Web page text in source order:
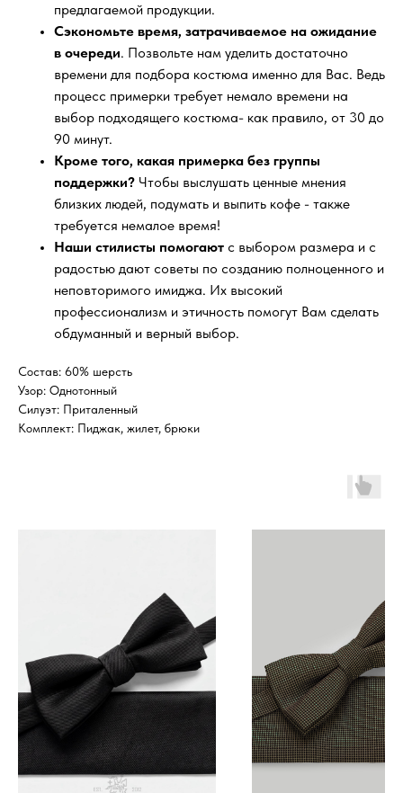
предлагаемой продукции.
Сэкономьте время, затрачиваемое на ожидание
в очереди. Позвольте нам уделить достаточно
времени для подбора костюма именно для Вас. Ведь
процесс примерки требует немало времени на
выбор подходящего костюма- как правило, от 30 до
90 минут.
Кроме того, какая примерка без группы
поддержки? Чтобы выслушать ценные мнения
близких людей, подумать и выпить кофе - также
требуется немалое время!
Наши стилисты помогают с выбором размера и с
радостью дают советы по созданию полноценного и
неповторимого имиджа. Их высокий
профессионализм и этичность помогут Вам сделать
обдуманный и верный выбор.
Состав: 60% шерсть
Узор: Однотонный
Силуэт: Приталенный
Комплект: Пиджак, жилет, брюки